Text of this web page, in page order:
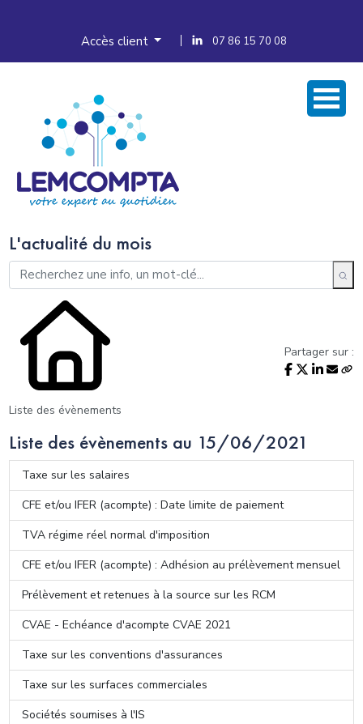
Accès client 07 86 15 70 08
L'actualité du mois
Liste des évènements
Partager sur :
Liste des évènements au 15/06/2021
Taxe sur les salaires
CFE et/ou IFER (acompte) : Date limite de paiement
TVA régime réel normal d'imposition
CFE et/ou IFER (acompte) : Adhésion au prélèvement mensuel
Prélèvement et retenues à la source sur les RCM
CVAE - Echéance d'acompte CVAE 2021
Taxe sur les conventions d'assurances
Taxe sur les surfaces commerciales
Sociétés soumises à l'IS